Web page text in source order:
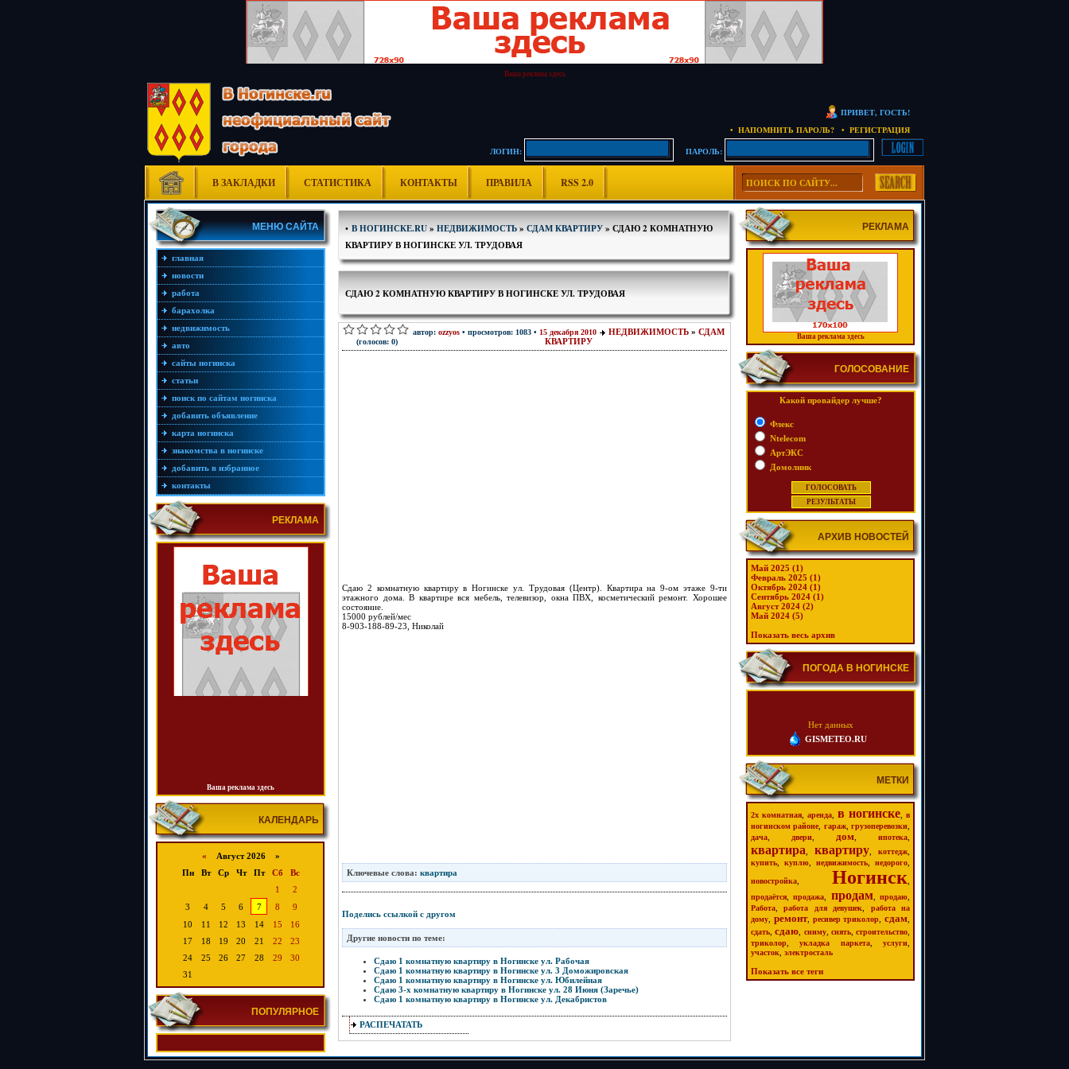
Ваша реклама здесь
ПРИВЕТ, ГОСТЬ!
• НАПОМНИТЬ ПАРОЛЬ?
• РЕГИСТРАЦИЯ
ЛОГИН:
ПАРОЛЬ:
В ЗАКЛАДКИ СТАТИСТИКА КОНТАКТЫ ПРАВИЛА RSS 2.0
МЕНЮ САЙТА
главная
новости
работа
барахолка
недвижимость
авто
сайты ногинска
статьи
поиск по сайтам ногинска
добавить объявление
карта ногинска
знакомства в ногинске
добавить в избранное
контакты
РЕКЛАМА
Ваша реклама здесь
КАЛЕНДАРЬ
« Август 2026 »
Пн
Вт Ср Чт Пт Сб
Вс
1
2
3
4 5 6 7 8
9
10
11 12 13 14 15
16
17
18 19 20 21 22
23
24
25 26 27 28 29
30
31
ПОПУЛЯРНОЕ
• В НОГИНСКЕ.RU» НЕДВИЖИМОСТЬ» СДАМ КВАРТИРУ» СДАЮ 2 КОМНАТНУЮ
КВАРТИРУ В НОГИНСКЕ УЛ. ТРУДОВАЯ
СДАЮ 2 КОМНАТНУЮ КВАРТИРУ В НОГИНСКЕ УЛ. ТРУДОВАЯ
(голосов: 0)
автор: ozzyos• просмотров: 1083 • 15 декабря 2010 НЕДВИЖИМОСТЬ» СДАМ
КВАРТИРУ
Сдаю 2 комнатную квартиру в Ногинске ул. Трудовая (Центр). Квартира на 9-ом этаже 9-ти
этажного дома. В квартире вся мебель, телевизор, окна ПВХ, косметический ремонт. Хорошее
состояние.
15000 рублей/мес
8-903-188-89-23, Николай
Ключевые слова: квартира
Поделись ссылкой с другом
Другие новости по теме:
Сдаю 1 комнатную квартиру в Ногинске ул. Рабочая
Сдаю 1 комнатную квартиру в Ногинске ул. 3 Доможировская
Сдаю 1 комнатную квартиру в Ногинске ул. Юбилейная
Сдаю 3-х комнатную квартиру в Ногинске ул. 28 Июня (Заречье)
Сдаю 1 комнатную квартиру в Ногинске ул. Декабристов
РАСПЕЧАТАТЬ
РЕКЛАМА
Ваша реклама здесь
ГОЛОСОВАНИЕ
Какой провайдер лучше?
Флекс
Ntelecom
АртЭКС
Домолинк
АРХИВ НОВОСТЕЙ
Май 2025 (1)
Февраль 2025 (1)
Октябрь 2024 (1)
Сентябрь 2024 (1)
Август 2024 (2)
Май 2024 (5)
Показать весь архив
ПОГОДА В НОГИНСКЕ
Нет данных
GISMETEO.RU
МЕТКИ
2х комнатная аренда в ногинске
в
ногинском районе
гараж,грузоперевозки
дача двери дом ипотека
квартира квартиру коттедж
купить куплю недвижимость недорого
новостройка Ногинск
продаётся ,продажа продам,продаю
Работа ,работа для девушек
работа на
дому
ремонт, ресивер триколор сдам
сдать ,сдаю сниму, снять, строительство
триколор ,укладка паркета,услуги
участок электросталь
Показать все теги